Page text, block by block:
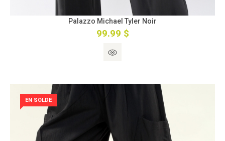
Palazzo Michael Tyler Noir
99.99 $
EN SOLDE